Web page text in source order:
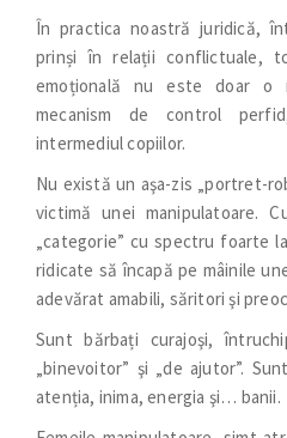
În practica noastră juridică,
prinși în relații conflictuale,
emoțională nu este doar o
mecanism de control
intermediul copiilor.
Nu există un aşa-zis „portret-
victimă unei manipulatoare.
„categorie” cu spectru foarte
ridicate să încapă pe mâinile
adevărat amabili, săritori şi
Sunt bărbați curajoşi,
„binevoitor” şi „de ajutor”.
atenția, inima, energia şi… banii.